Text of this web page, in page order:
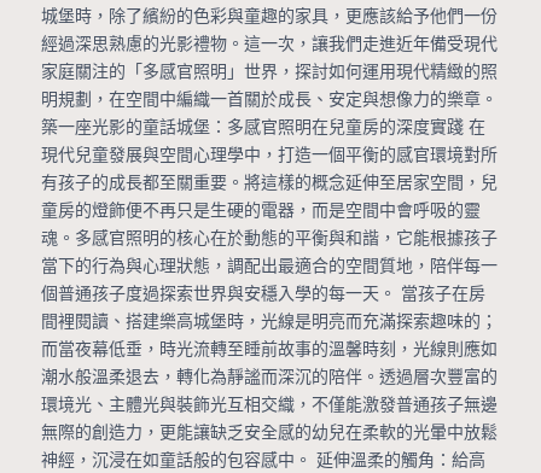
城堡時，除了繽紛的色彩與童趣的家具，更應該給予他們一份
經過深思熟慮的光影禮物。這一次，讓我們走進近年備受現代
家庭關注的「多感官照明」世界，探討如何運用現代精緻的照
明規劃，在空間中編織一首關於成長、安定與想像力的樂章。
築一座光影的童話城堡：多感官照明在兒童房的深度實踐 在
現代兒童發展與空間心理學中，打造一個平衡的感官環境對所
有孩子的成長都至關重要。將這樣的概念延伸至居家空間，兒
童房的燈飾便不再只是生硬的電器，而是空間中會呼吸的靈
魂。多感官照明的核心在於動態的平衡與和諧，它能根據孩子
當下的行為與心理狀態，調配出最適合的空間質地，陪伴每一
個普通孩子度過探索世界與安穩入學的每一天。 當孩子在房
間裡閱讀、搭建樂高城堡時，光線是明亮而充滿探索趣味的；
而當夜幕低垂，時光流轉至睡前故事的溫馨時刻，光線則應如
潮水般溫柔退去，轉化為靜謐而深沉的陪伴。透過層次豐富的
環境光、主體光與裝飾光互相交織，不僅能激發普通孩子無邊
無際的創造力，更能讓缺乏安全感的幼兒在柔軟的光暈中放鬆
神經，沉浸在如童話般的包容感中。 延伸溫柔的觸角：給高